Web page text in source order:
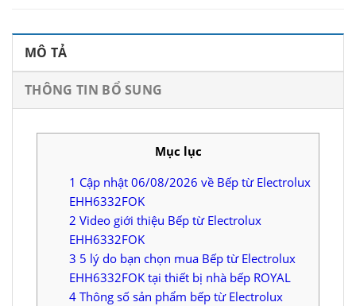
MÔ TẢ
THÔNG TIN BỔ SUNG
Mục lục
1 Cập nhật 06/08/2026 về Bếp từ Electrolux
EHH6332FOK
2 Video giới thiệu Bếp từ Electrolux
EHH6332FOK
3 5 lý do bạn chọn mua Bếp từ Electrolux
EHH6332FOK tại thiết bị nhà bếp ROYAL
4 Thông số sản phẩm bếp từ Electrolux